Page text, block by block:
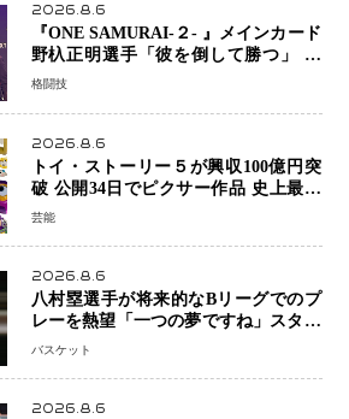
2026.8.6
『ONE SAMURAI-２- 』メインカード
野杁正明選手「彼を倒して勝つ」 リ
ウ・メンヤンとの因縁に決着へ 再起
初戦
格闘技
2026.8.6
トイ・ストーリー５が興収100億円突
破 公開34日でピクサー作品 史上最速
日本歴代シリーズ最高更新も目前
芸能
2026.8.6
八村塁選手が将来的なBリーグでのプ
レーを熱望「一つの夢ですね」スター
帰還がリーグ価値を押し上げる可能性
バスケット
2026.8.6